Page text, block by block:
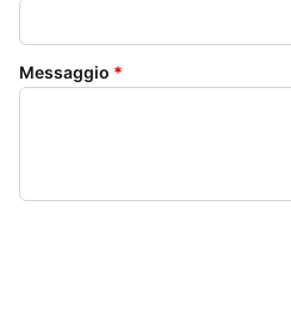
Messaggio *